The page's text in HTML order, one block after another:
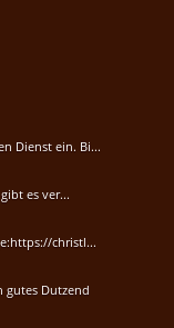
Dienst ein. Bi...
es ver...
christl...
gutes Dutzend